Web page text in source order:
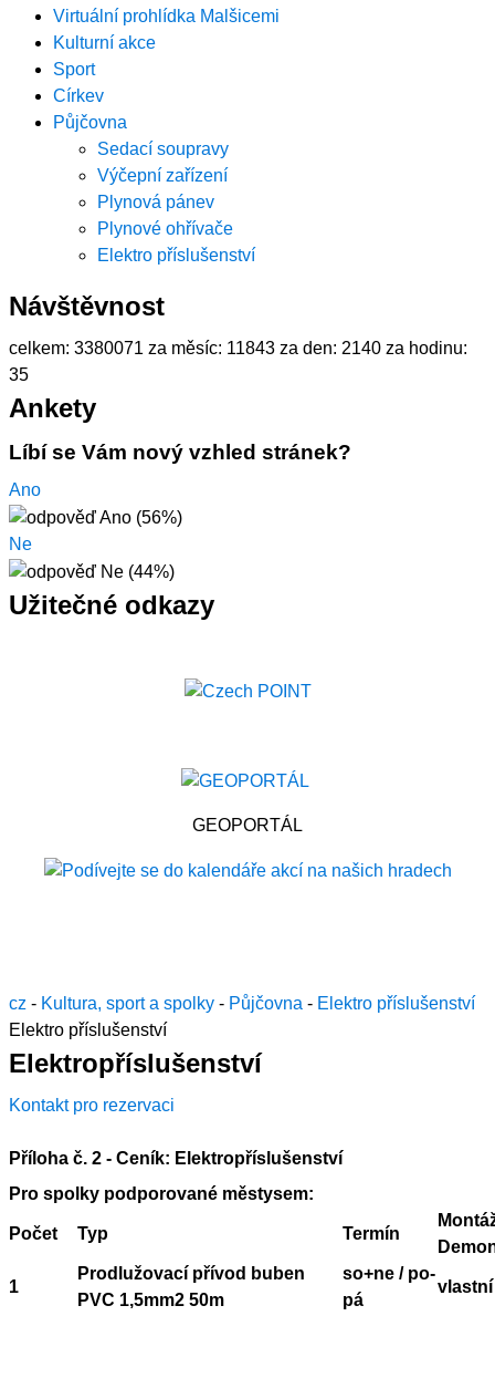
Virtuální prohlídka Malšicemi
Kulturní akce
Sport
Církev
Půjčovna
Sedací soupravy
Výčepní zařízení
Plynová pánev
Plynové ohřívače
Elektro příslušenství
Návštěvnost
celkem: 3380071 za měsíc: 11843 za den: 2140 za hodinu:
35
Ankety
Líbí se Vám nový vzhled stránek?
Ano
Ne
Užitečné odkazy
GEOPORTÁL
cz - Kultura, sport a spolky - Půjčovna - Elektro příslušenství
Elektro příslušenství
Elektropříslušenství
Kontakt pro rezervaci
Příloha č. 2 - Ceník: Elektropříslušenství
Pro spolky podporované městysem:
Počet Typ Termín
1
Prodlužovací přívod buben
PVC 1,5mm2 50m
so+ne / po-
pá
vlastní